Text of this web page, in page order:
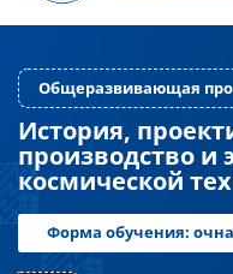
История,
производство
космической